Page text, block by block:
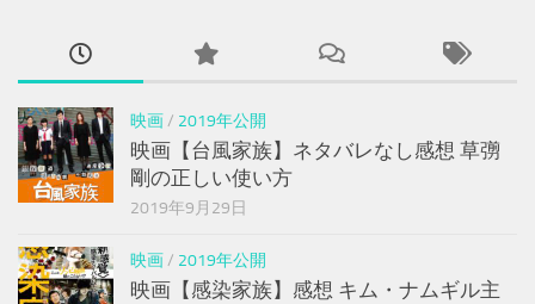
映画/ 2019年公開
映画【台風家族】ネタバレなし感想 草彅
剛の正しい使い方
2019年9月29日
映画/ 2019年公開
映画【感染家族】感想 キム・ナムギル主